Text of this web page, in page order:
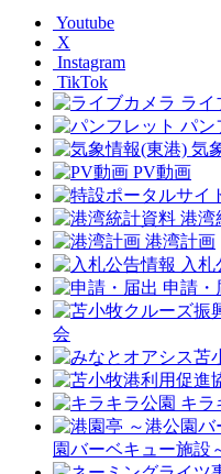
Youtube
X
Instagram
TikTok
ライ
パン
気
PV動画
港湾
港湾計画
入札
申請・
会
キラ
園バーベキュー施設